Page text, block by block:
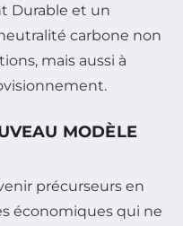
Durable et un
carbone non
mais aussi à
MODÈLE
précurseurs en
économiques qui ne